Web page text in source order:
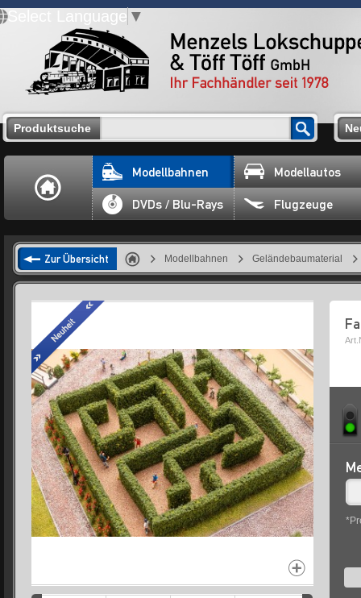
Select Language ▼
Produktsuche
Modellbahnen Modellautos
DVDs / Blu-Rays Flugzeuge
Zur Übersicht Modellbahnen Geländebaumaterial